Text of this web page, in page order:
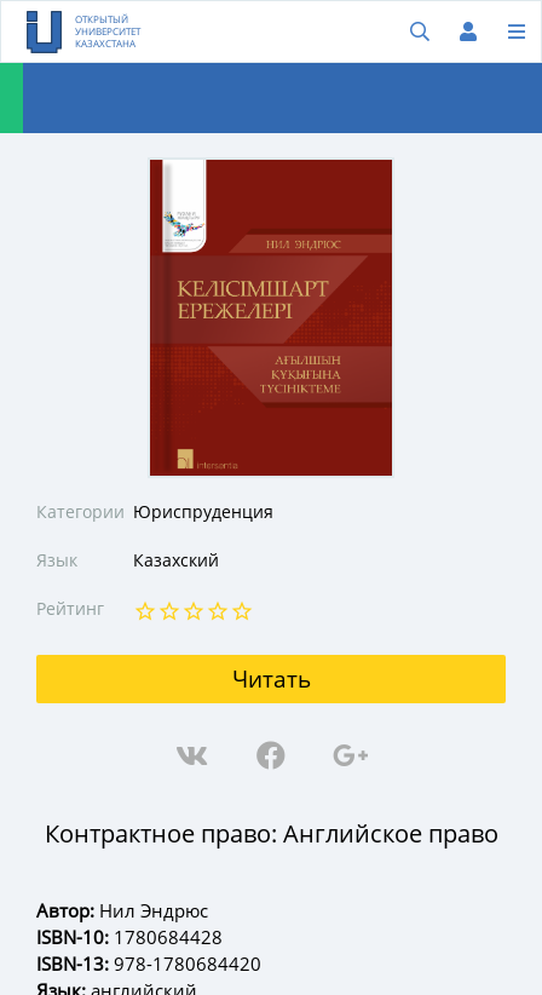
ОТКРЫТЫЙ
УНИВЕРСИТЕТ
КАЗАХСТАНА
Категории Юриспруденция
Язык Казахский
Рейтинг
Читать
Контрактное право: Английское право
Автор: Нил Эндрюс
ISBN-10: 1780684428
ISBN-13: 978-1780684420
Язык: английский